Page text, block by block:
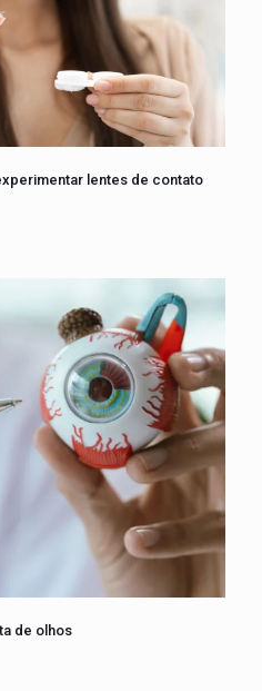
lentes de contato
de olhos